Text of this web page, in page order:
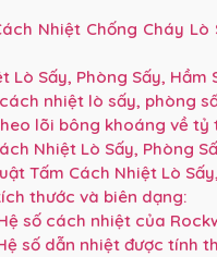
Nhiệt Chống Cháy
Lò Sấy, Phòng Sấy, Hầm
nhiệt lò sấy, phòng
lõi bông khoáng về tỷ
Nhiệt Lò Sấy, Phòng
Tấm Cách Nhiệt Lò
thước và biên dạng:
số cách nhiệt của
số dẫn nhiệt được tính